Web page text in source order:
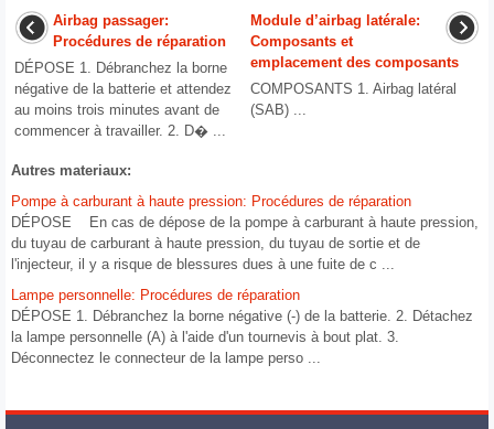
Airbag passager:
Procédures de réparation
DÉPOSE 1. Débranchez la borne
négative de la batterie et attendez
au moins trois minutes avant de
commencer à travailler. 2. D� ...
Module d’airbag latérale:
Composants et
emplacement des composants
COMPOSANTS 1. Airbag latéral
(SAB) ...
Autres materiaux:
Pompe à carburant à haute pression: Procédures de réparation
DÉPOSE En cas de dépose de la pompe à carburant à haute pression,
du tuyau de carburant à haute pression, du tuyau de sortie et de
l'injecteur, il y a risque de blessures dues à une fuite de c ...
Lampe personnelle: Procédures de réparation
DÉPOSE 1. Débranchez la borne négative (-) de la batterie. 2. Détachez
la lampe personnelle (A) à l'aide d'un tournevis à bout plat. 3.
Déconnectez le connecteur de la lampe perso ...